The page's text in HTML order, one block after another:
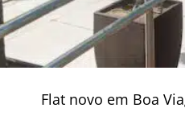
Flat novo em Boa